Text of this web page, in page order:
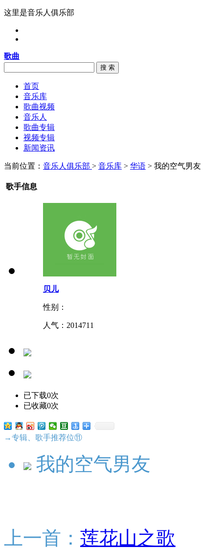
这里是音乐人俱乐部
歌曲
搜 索
首页
音乐库
歌曲视频
音乐人
歌曲专辑
视频专辑
新闻资讯
当前位置： 音乐人俱乐部 > 音乐库 > 华语 > 我的空气男友
歌手信息
贝儿
性别：
人气： 2014711
已下载0次
已收藏0次
→专辑、歌手推荐位⑪
我的空气男友
上一首： 莲花山之歌